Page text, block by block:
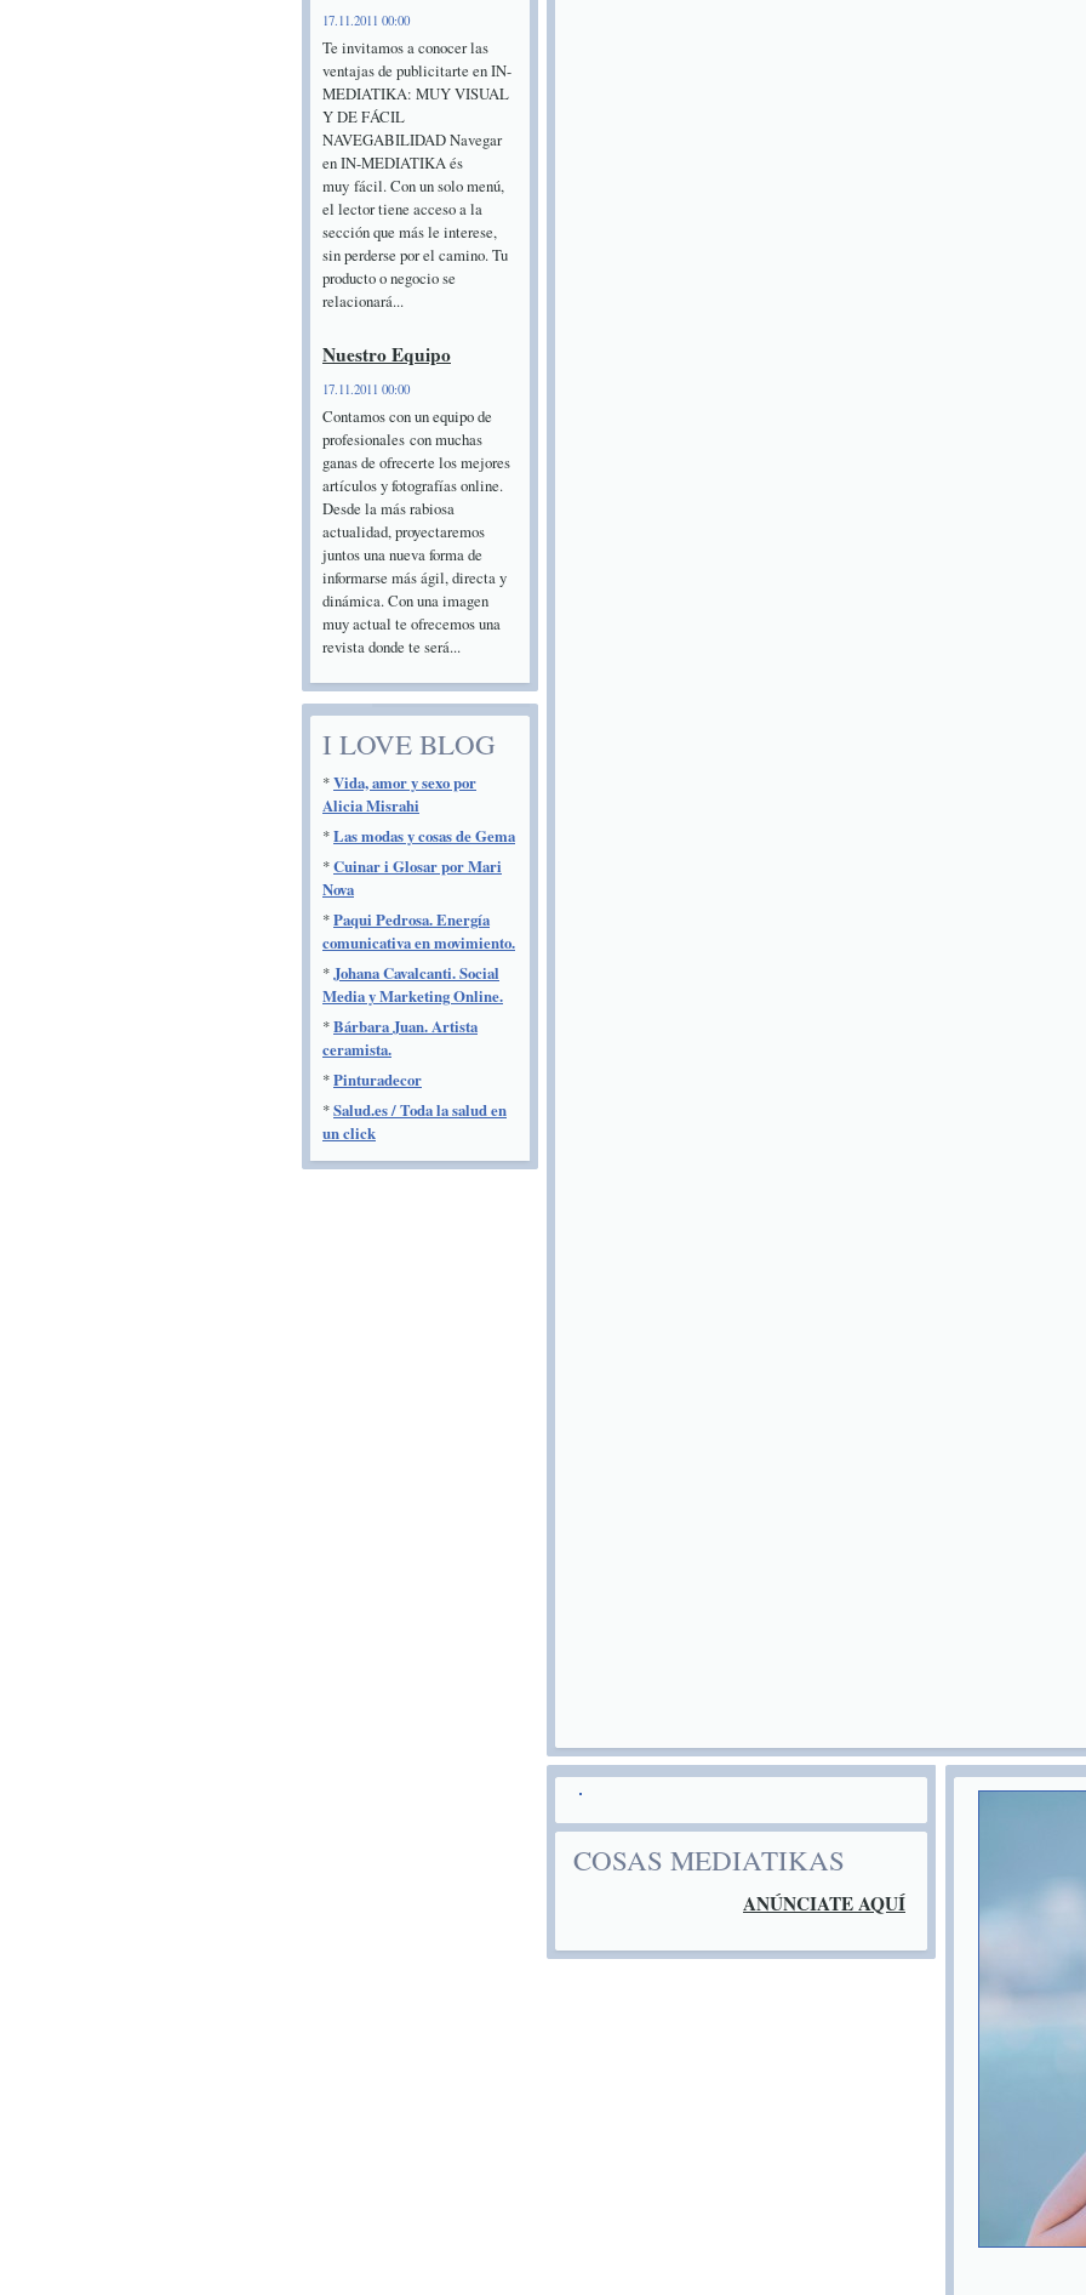
COSAS MEDIATIKAS
ANÚNCIATE AQUÍ
17.11.2011 00:00
Te invitamos a conocer las
ventajas de publicitarte en IN-
MEDIATIKA: MUY VISUAL
Y DE FÁCIL
NAVEGABILIDAD Navegar
en IN-MEDIATIKA és
muy fácil. Con un solo menú,
el lector tiene acceso a la
sección que más le interese,
sin perderse por el camino. Tu
producto o negocio se
relacionará...
Nuestro Equipo
17.11.2011 00:00
Contamos con un equipo de
profesionales con muchas
ganas de ofrecerte los mejores
artículos y fotografías online.
Desde la más rabiosa
actualidad, proyectaremos
juntos una nueva forma de
informarse más ágil, directa y
dinámica. Con una imagen
muy actual te ofrecemos una
revista donde te será...
I LOVE BLOG
*Vida, amor y sexo por
Alicia Misrahi
*Las modas y cosas de Gema
*Cuinar i Glosar por Mari
Nova
*Paqui Pedrosa. Energía
comunicativa en movimiento.
*Johana Cavalcanti. Social
Media y Marketing Online.
*Bárbara Juan. Artista
ceramista.
*Pinturadecor
*Salud.es / Toda la salud en
un click